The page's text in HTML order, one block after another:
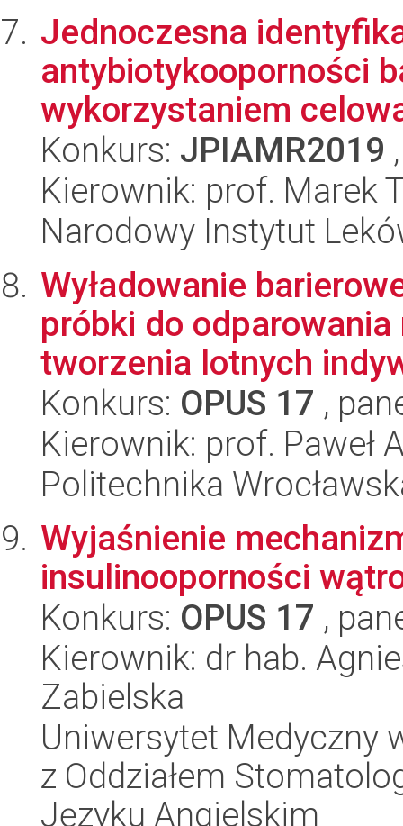
Jednoczesna
antybiotykooporności
wykorzystaniem
Konkurs: JPIAMR2019
Kierownik: prof. Marek
Narodowy Instytut
Wyładowanie
próbki do
tworzenia lotnych
Konkurs: OPUS 17 ,
Kierownik: prof. Paweł
Politechnika
Wyjaśnienie
insulinooporności
Konkurs: OPUS 17 ,
Kierownik: dr hab.
Zabielska
Uniwersytet Medyczny
z Oddziałem
Języku Angielskim